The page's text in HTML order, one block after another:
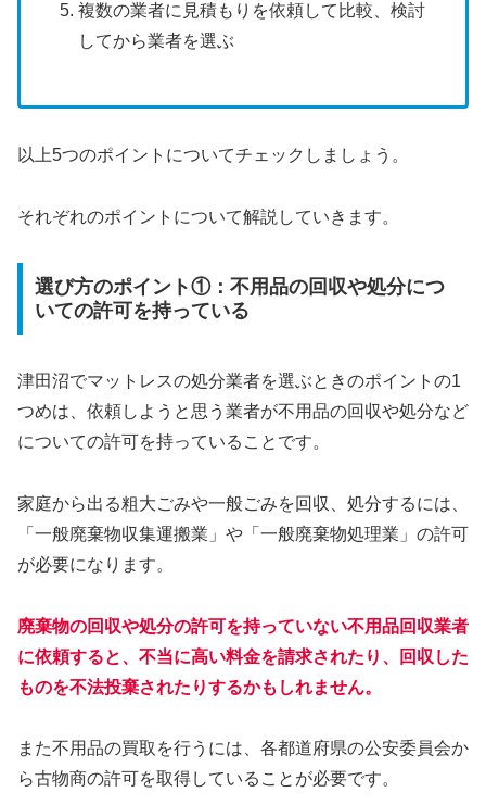
複数の業者に見積もりを依頼して比較、検討
してから業者を選ぶ
以上5つのポイントについてチェックしましょう。
それぞれのポイントについて解説していきます。
選び方のポイント①：不用品の回収や処分につ
いての許可を持っている
津田沼でマットレスの処分業者を選ぶときのポイントの1
つめは、依頼しようと思う業者が不用品の回収や処分など
についての許可を持っていることです。
家庭から出る粗大ごみや一般ごみを回収、処分するには、
「一般廃棄物収集運搬業」や「一般廃棄物処理業」の許可
が必要になります。
廃棄物の回収や処分の許可を持っていない不用品回収業者
に依頼すると、不当に高い料金を請求されたり、回収した
ものを不法投棄されたりするかもしれません。
また不用品の買取を行うには、各都道府県の公安委員会か
ら古物商の許可を取得していることが必要です。